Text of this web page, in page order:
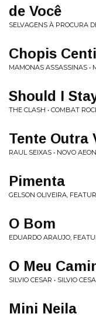
de Você
SELVAGENS À PROCURA
Chopis
MAMONAS ASSASSINAS •
Should I
THE CLASH • COMBAT
Tente Outra
RAUL SEIXAS • NOVO AEON
Pimenta
GELSON OLIVEIRA,
O Bom
EDUARDO ARAUJO,
O Meu
SILVIO CESAR • SILVIO
Mini Neila